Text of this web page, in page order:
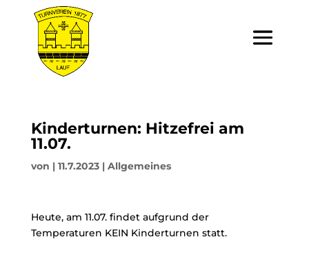
Kinderturnen: Hitzefrei am
11.07.
von | 11.7.2023| Allgemeines
Heute, am 11.07. findet aufgrund der
Temperaturen KEIN Kinderturnen statt.